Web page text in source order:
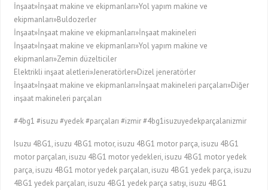
İnşaat»İnşaat makine ve ekipmanları»Yol yapım makine ve
ekipmanları»Buldozerler
İnşaat»İnşaat makine ve ekipmanları»İnşaat makineleri
İnşaat»İnşaat makine ve ekipmanları»Yol yapım makine ve
ekipmanları»Zemin düzelticiler
Elektrikli inşaat aletleri»Jeneratörler»Dizel jeneratörler
İnşaat»İnşaat makine ve ekipmanları»İnşaat makineleri parçaları»Diğer
inşaat makineleri parçaları
#4bg1 #isuzu #yedek #parçaları #izmir #4bg1isuzuyedekparçalarıizmir
Isuzu 4BG1, isuzu 4BG1 motor, isuzu 4BG1 motor parça, isuzu 4BG1
motor parçaları, isuzu 4BG1 motor yedekleri, isuzu 4BG1 motor yedek
parça, isuzu 4BG1 motor yedek parçaları, isuzu 4BG1 yedek parça, isuzu
4BG1 yedek parçaları, isuzu 4BG1 yedek parça satışı, isuzu 4BG1